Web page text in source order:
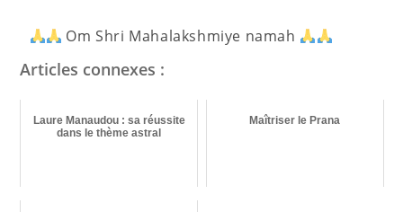
Om Shri Mahalakshmiye namah
Articles connexes :
Laure Manaudou : sa réussite
dans le thème astral
Maîtriser le Prana